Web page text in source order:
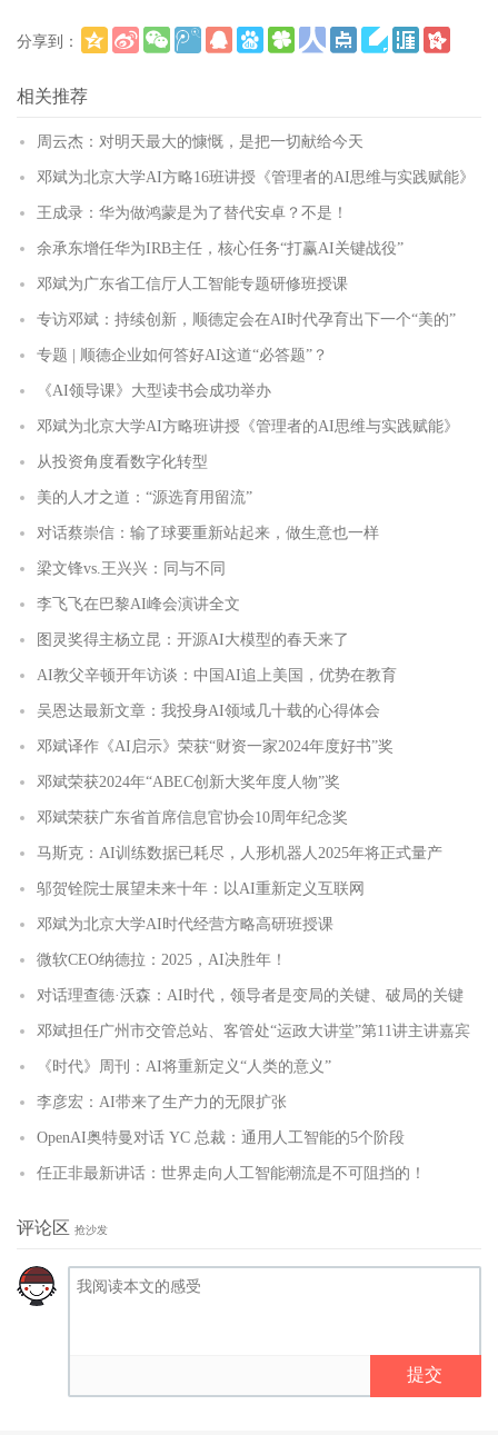
分享到：
相关推荐
周云杰：对明天最大的慷慨，是把一切献给今天
邓斌为北京大学AI方略16班讲授《管理者的AI思维与实践赋能》
王成录：华为做鸿蒙是为了替代安卓？不是！
余承东增任华为IRB主任，核心任务“打赢AI关键战役”
邓斌为广东省工信厅人工智能专题研修班授课
专访邓斌：持续创新，顺德定会在AI时代孕育出下一个“美的”
专题 | 顺德企业如何答好AI这道“必答题”？
《AI领导课》大型读书会成功举办
邓斌为北京大学AI方略班讲授《管理者的AI思维与实践赋能》
从投资角度看数字化转型
美的人才之道：“源选育用留流”
对话蔡崇信：输了球要重新站起来，做生意也一样
梁文锋vs.王兴兴：同与不同
李飞飞在巴黎AI峰会演讲全文
图灵奖得主杨立昆：开源AI大模型的春天来了
AI教父辛顿开年访谈：中国AI追上美国，优势在教育
吴恩达最新文章：我投身AI领域几十载的心得体会
邓斌译作《AI启示》荣获“财资一家2024年度好书”奖
邓斌荣获2024年“ABEC创新大奖年度人物”奖
邓斌荣获广东省首席信息官协会10周年纪念奖
马斯克：AI训练数据已耗尽，人形机器人2025年将正式量产
邬贺铨院士展望未来十年：以AI重新定义互联网
邓斌为北京大学AI时代经营方略高研班授课
微软CEO纳德拉：2025，AI决胜年！
对话理查德·沃森：AI时代，领导者是变局的关键、破局的关键
邓斌担任广州市交管总站、客管处“运政大讲堂”第11讲主讲嘉宾
《时代》周刊：AI将重新定义“人类的意义”
李彦宏：AI带来了生产力的无限扩张
OpenAI奥特曼对话 YC 总裁：通用人工智能的5个阶段
任正非最新讲话：世界走向人工智能潮流是不可阻挡的！
评论区 抢沙发
提交